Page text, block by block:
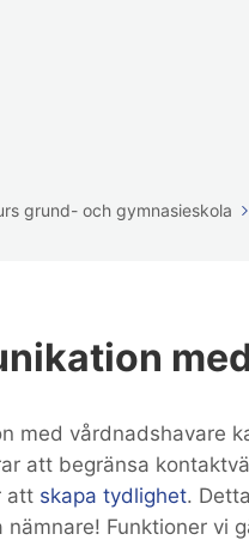
grund- och gymnasieskola
med vårdnadshavare
att begränsa
att skapa tydlighet.
nämnare! Funktioner vi